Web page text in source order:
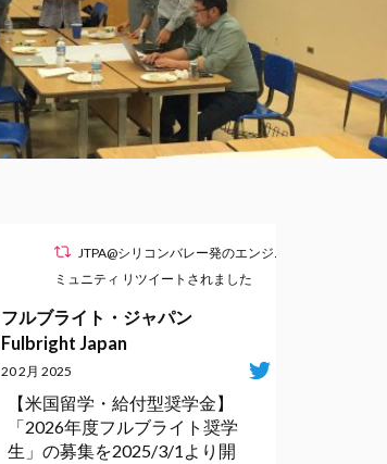
JTPA@シリコンバレー発のエンジニアコ
ミュニティ リツイートされました
フルブライト・ジャパン
Fulbright Japan
20 2月 2025
【米国留学・給付型奨学金】
「2026年度フルブライト奨学
生」の募集を2025/3/1より開